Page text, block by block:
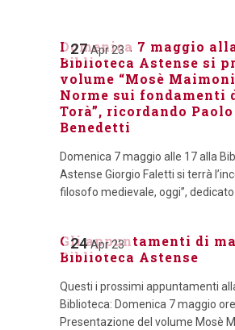
27Apr23
Domenica 7 maggio
Biblioteca Astense si
volume “Mosè
Norme sui fondamenti
Torà”, ricordando Paolo
Benedetti
Domenica 7 maggio alle 17 alla
Astense Giorgio Faletti si terrà
filosofo medievale, oggi”, dedicato
24Apr23
Gli appuntamenti di
Biblioteca Astense
Questi i prossimi appuntamenti
Biblioteca: Domenica 7 maggio
Presentazione del volume Mosè